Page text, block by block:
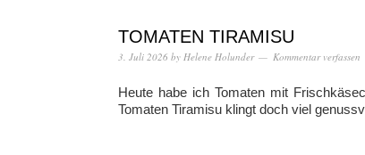
TOMATEN TIRAMISU
3. Juli 2026 by Helene Holunder Kommentar verfassen
Heute habe ich Tomaten mit
Tomaten Tiramisu klingt doch viel